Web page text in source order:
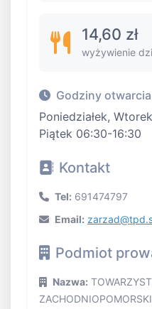
14,60 zł
wyżywienie
Godziny otwarcia
Poniedziałek,
Piątek 06:30-16:30
Kontakt
Tel: 691474797
Email:
Podmiot
Nazwa: